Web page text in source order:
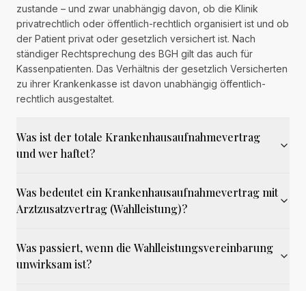
zustande – und zwar unabhängig davon, ob die Klinik
privatrechtlich oder öffentlich-rechtlich organisiert ist und ob
der Patient privat oder gesetzlich versichert ist. Nach
ständiger Rechtsprechung des BGH gilt das auch für
Kassenpatienten. Das Verhältnis der gesetzlich Versicherten
zu ihrer Krankenkasse ist davon unabhängig öffentlich-
rechtlich ausgestaltet.
Was ist der totale Krankenhausaufnahmevertrag
und wer haftet?
Was bedeutet ein Krankenhausaufnahmevertrag mit
Arztzusatzvertrag (Wahlleistung)?
Was passiert, wenn die Wahlleistungsvereinbarung
unwirksam ist?